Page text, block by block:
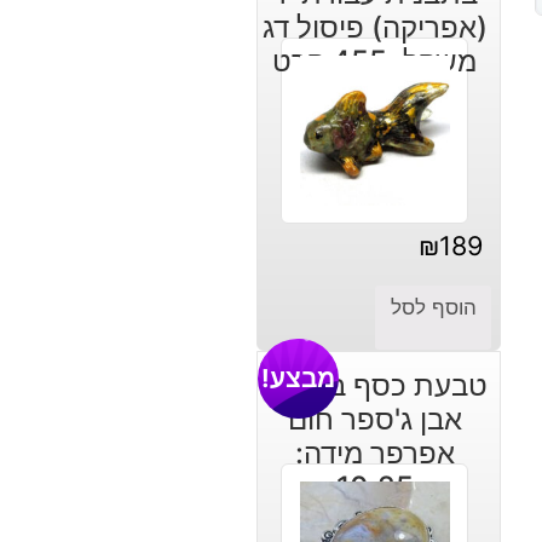
(אפריקה) פיסול דג
משקל: 455 קרט
₪189
הוסף לסל
טבעת כסף בשיבוץ
אבן ג'ספר חום
אפרפר מידה:
10.25
מבצע!